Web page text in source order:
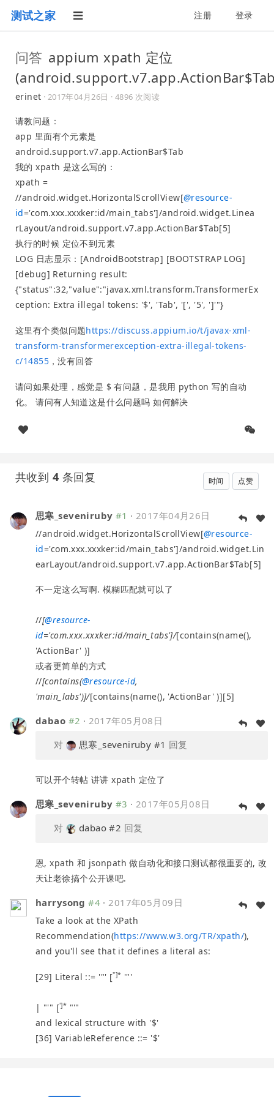
测试之家 注册 登录
问答 appium xpath 定位
erinet · 2017年04月26日 · 4896 次阅读
请教问题：
app 里面有个元素是
android.support.v7.app.ActionBar$Tab
我的 xpath 是这么写的：
xpath =
//android.widget.HorizontalScrollView[@resource-
id='com.xxx.xxxker:id/main_tabs']/android.widget.Linea
rLayout/android.support.v7.app.ActionBar$Tab[5]
执行的时候 定位不到元素
LOG 日志显示：[AndroidBootstrap] [BOOTSTRAP LOG]
[debug] Returning result:
{"status":32,"value":"javax.xml.transform.TransformerEx
ception: Extra illegal tokens: '$', 'Tab', '[', '5', ']'"}
这里有个类似问题https://discuss.appium.io/t/javax-xml-
transform-transformerexception-extra-illegal-tokens-
c/14855，没有回答
请问如果处理，感觉是 $ 有问题，是我用 python 写的自动
化。 请问有人知道这是什么问题吗 如何解决
共收到 4 条回复 时间 点赞
思寒_seveniruby #1 · 2017年04月26日
//android.widget.HorizontalScrollView[@resource-
id='com.xxx.xxxker:id/main_tabs']/android.widget.Lin
earLayout/android.support.v7.app.ActionBar$Tab[5]
不一定这么写啊. 模糊匹配就可以了
//[@resource-
id='com.xxx.xxxker:id/main_tabs']/[contains(name(),
'ActionBar' )]
或者更简单的方式
//[contains(@resource-id,
'main_labs')]/[contains(name(), 'ActionBar' )][5]
dabao #2 · 2017年05月08日
对
思寒_seveniruby #1 回复
可以开个转帖 讲讲 xpath 定位了
思寒_seveniruby #3 · 2017年05月08日
对
dabao #2 回复
恩, xpath 和 jsonpath 做自动化和接口测试都很重要的, 改
天让老徐搞个公开课吧.
harrysong #4 ·2017年05月09日
Take a look at the XPath
Recommendation(https://www.w3.org/TR/xpath/),
and you'll see that it defines a literal as:
[29] Literal ::= '"' ["]* '"'
| "'" [']* "'"
and lexical structure with '$'
[36] VariableReference ::= '$'